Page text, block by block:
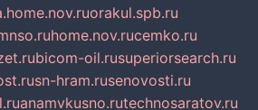
orakul.spb.ru
home.nov.rucemko.ru
bicom-oil.rusuperiorsearch.ru
sn-hram.rusenovosti.ru
anamvkusno.rutechnosaratov.ru